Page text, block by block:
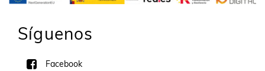
Síguenos
Facebook